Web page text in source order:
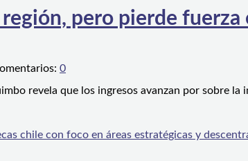
pero pierde fuerza
0
revela que los ingresos avanzan por sobre